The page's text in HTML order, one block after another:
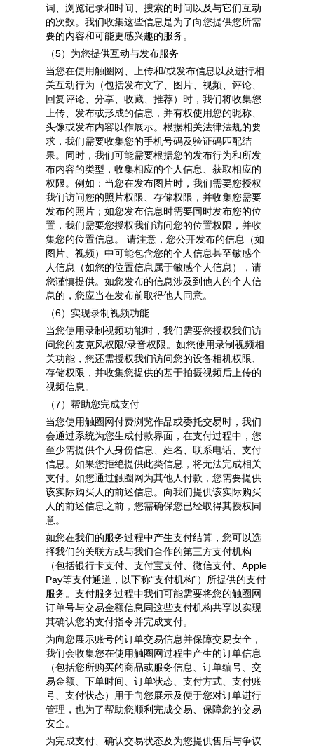
词、浏览记录和时间、搜索的时间以及与它们互动
的次数。我们收集这些信息是为了向您提供您所需
要的内容和可能更感兴趣的服务。
（5）为您提供互动与发布服务
当您在使用触圈网、上传和/或发布信息以及进行相
关互动行为 （包括发布文字、图片、视频、评论、
回复评论、分享、收藏、推荐） 时，我们将收集您
上传、发布或形成的信息，并有权使用您的昵称、
头像或发布内容以作展示。根据相关法律法规的要
求，我们需要收集您的手机号码及验证码匹配结
果。同时，我们可能需要根据您的发布行为和所发
布内容的类型，收集相应的个人信息、获取相应的
权限。例如：当您在发布图片时，我们需要您授权
我们访问您的照片权限、存储权限 ，并收集您需要
发布的照片；如您发布信息时需要同时发布您的位
置，我们需要您授权我们访问您的位置权限 ，并收
集您的位置信息 。 请注意，您公开发布的信息（如
图片、视频）中可能包含您的个人信息甚至敏感个
人信息（如您的位置信息属于敏感个人信息），请
您谨慎提供。如您发布的信息涉及到他人的个人信
息的，您应当在发布前取得他人同意。
（6）实现录制视频功能
当您使用录制视频功能时，我们需要您授权我们访
问您的麦克风权限/录音权限。如您使用录制视频相
关功能，您还需授权我们访问您的设备相机权限、
存储权限，并收集您提供的基于拍摄视频后上传的
视频信息。
（7）帮助您完成支付
当您使用触圈网付费浏览作品或委托交易时，我们
会通过系统为您生成付款界面，在支付过程中，您
至少需提供个人身份信息、姓名、联系电话、支付
信息。如果您拒绝提供此类信息，将无法完成相关
支付。如您通过触圈网为其他人付款，您需要提供
该实际购买人的前述信息。向我们提供该实际购买
人的前述信息之前，您需确保您已经取得其授权同
意。
如您在我们的服务过程中产生支付结算，您可以选
择我们的关联方或与我们合作的第三方支付机构
（包括银行卡支付、支付宝支付、微信支付、Apple
Pay等支付通道，以下称“支付机构”）所提供的支付
服务。支付服务过程中我们可能需要将您的触圈网
订单号与交易金额信息同这些支付机构共享以实现
其确认您的支付指令并完成支付。
为向您展示账号的订单交易信息并保障交易安全，
我们会收集您在使用触圈网过程中产生的订单信息
（包括您所购买的商品或服务信息、订单编号、交
易金额、下单时间、订单状态、支付方式、支付账
号、支付状态）用于向您展示及便于您对订单进行
管理，也为了帮助您顺利完成交易、保障您的交易
安全。
为完成支付、确认交易状态及为您提供售后与争议